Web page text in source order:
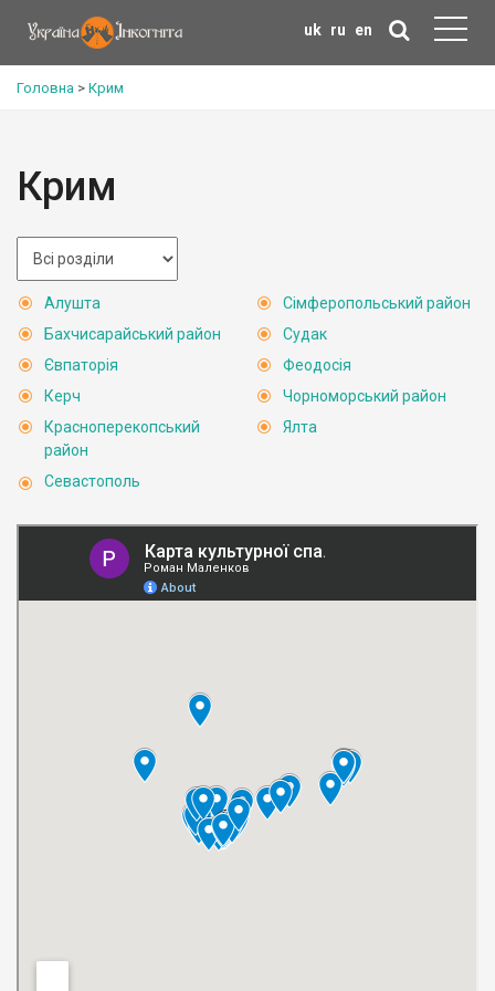
uk ru en
Головна > Крим
Крим
Алушта
Бахчисарайський район
Євпаторія
Керч
Красноперекопський
район
Севастополь
Сімферопольський район
Судак
Феодосія
Чорноморський район
Ялта